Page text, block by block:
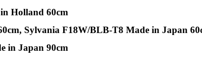
Holland 60cm
Sylvania F18W/BLB-T8 Made in Japan
in Japan 90cm